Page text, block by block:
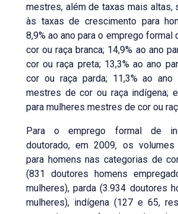
mestres, além de taxas mais altas,
às taxas de crescimento para
8,9% ao ano para o emprego formal
cor ou raça branca; 14,9% ao ano
cor ou raça preta; 13,3% ao ano
cor ou raça parda; 11,3% ao ano
mestres de cor ou raça indígena;
para mulheres mestres de cor ou
Para o emprego formal de
doutorado, em 2009, os volumes
para homens nas categorias de
(831 doutores homens
mulheres), parda (3.934 doutores
mulheres), indígena (127 e 65,